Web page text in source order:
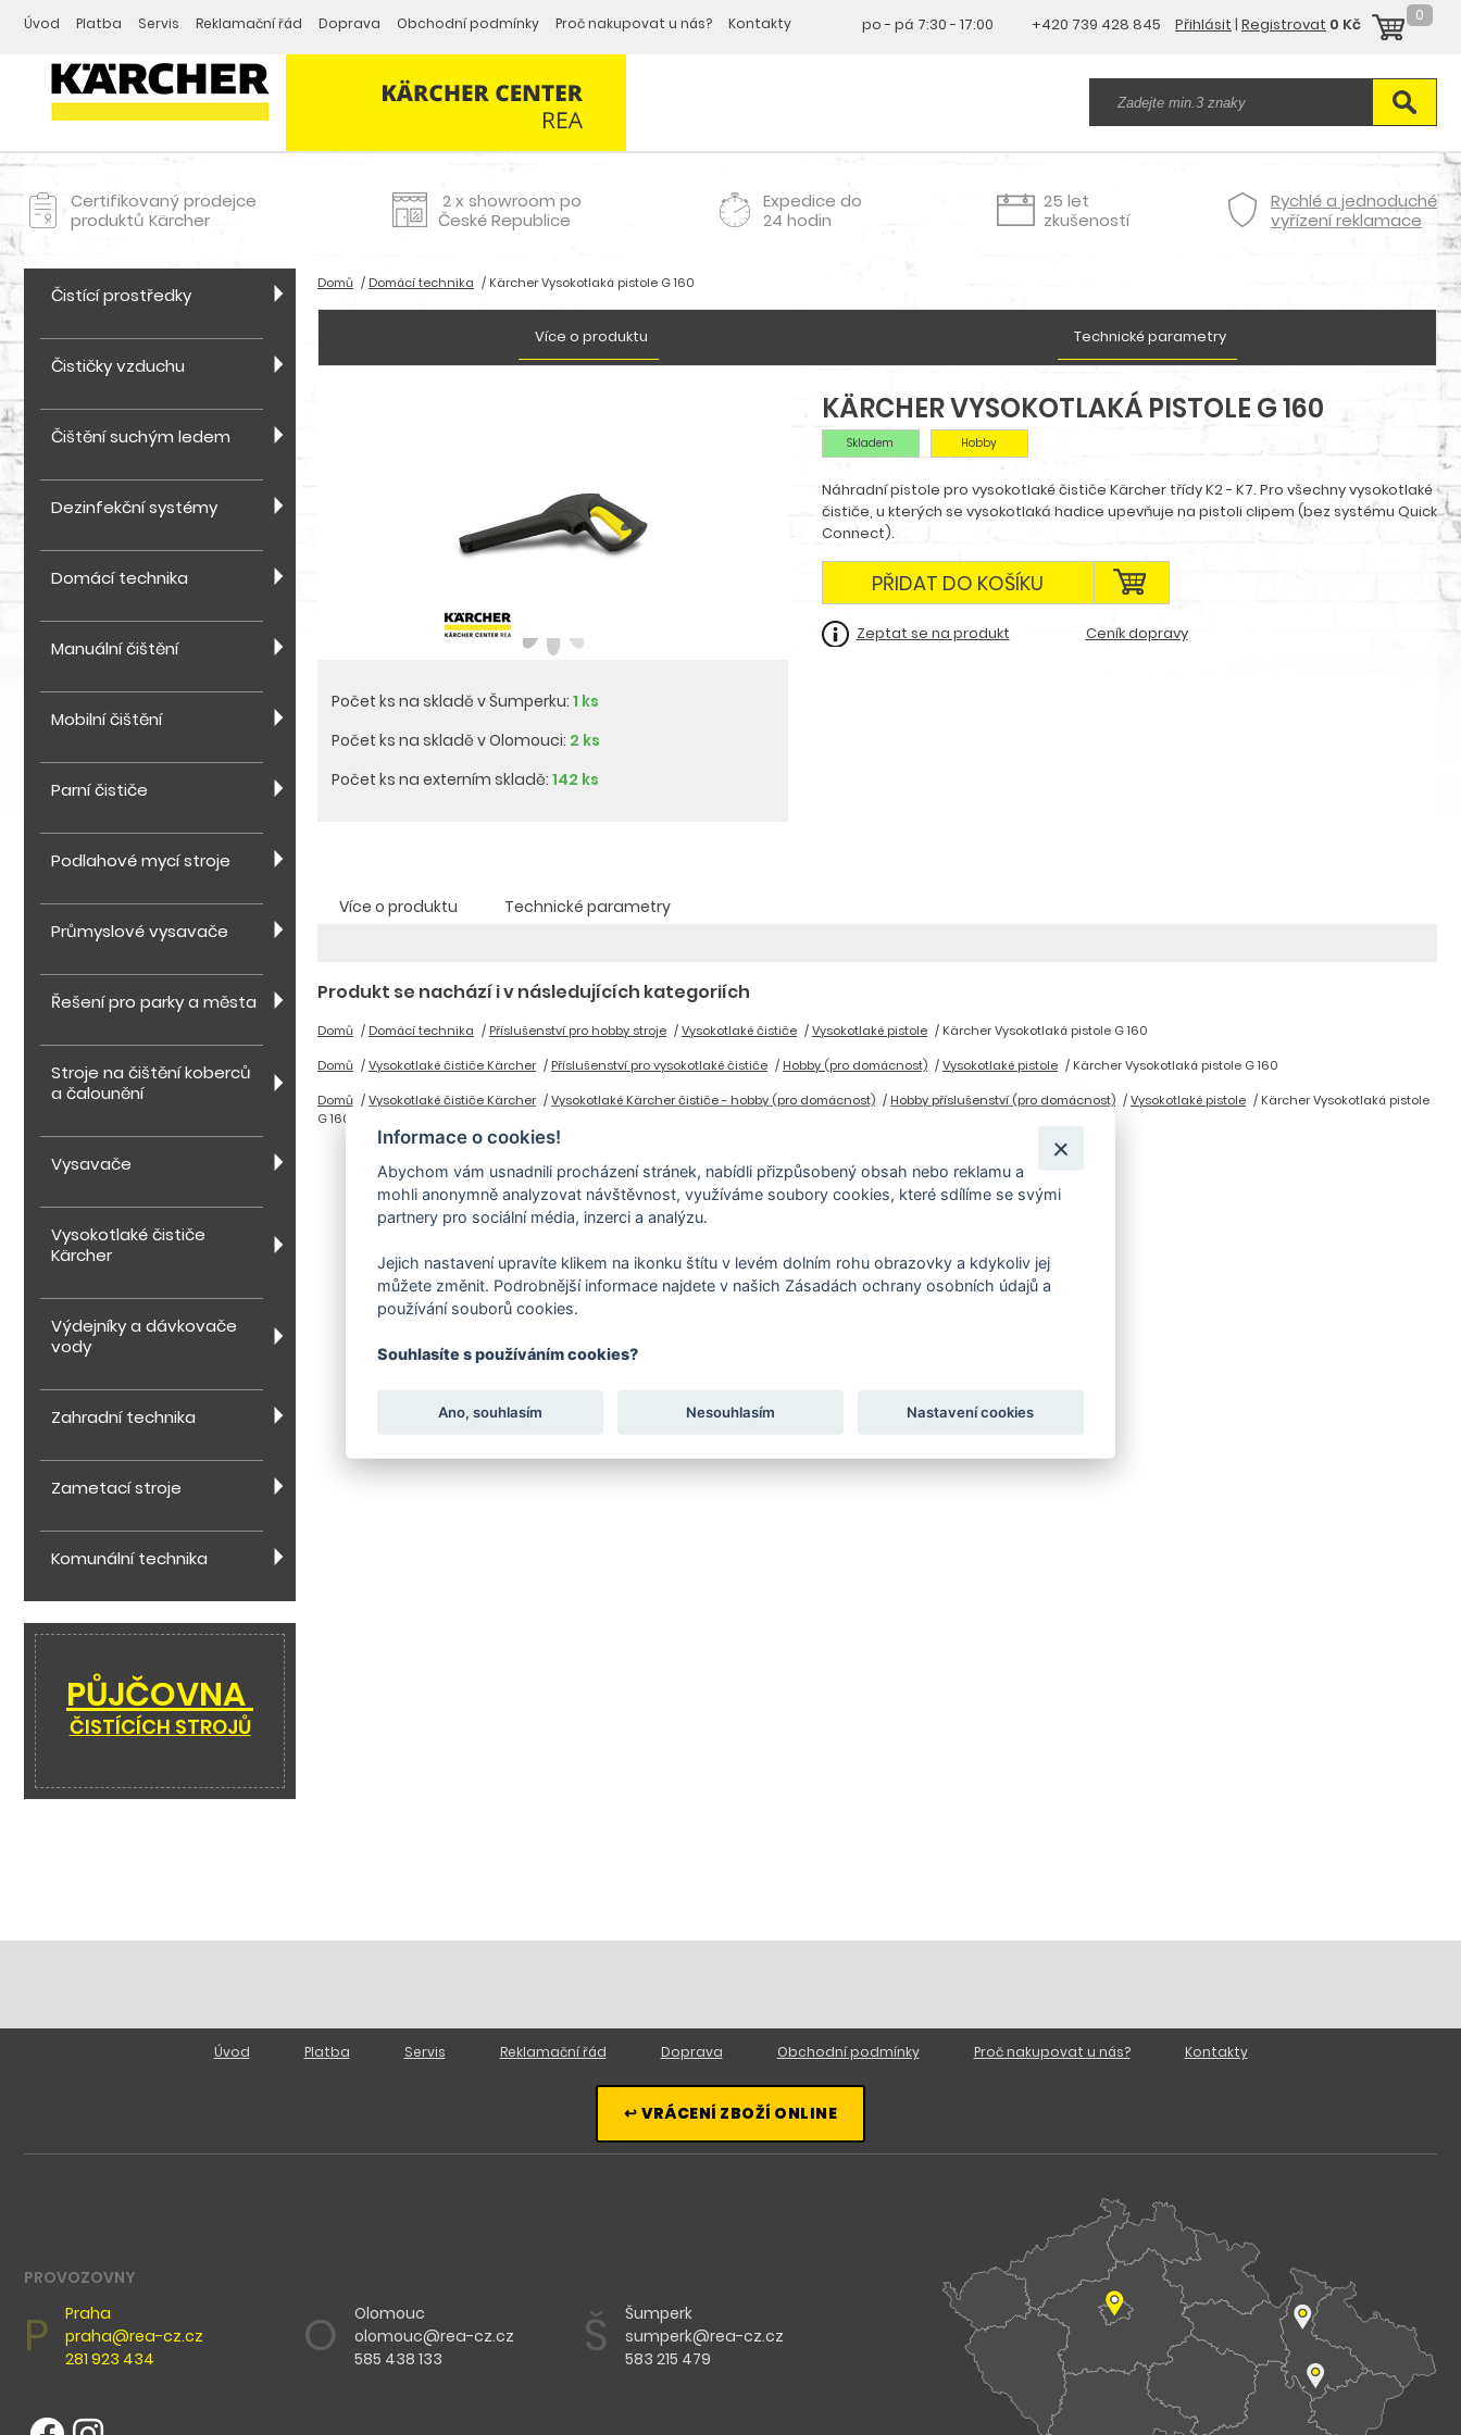
Úvod Platba Servis Reklamační řád Doprava Obchodní podmínky Proč nakupovat u nás? Kontakty po - pá 7:30 - 17:00 +420 739 428 845 Přihlásit | Registrovat 0 Kč 0
Certifikovaný prodejce
produktů Kärcher
2 x showroom po
České Republice
Expedice do
24 hodin
25 let
zkušeností
Rychlé a jednoduché
vyřízení reklamace
Čistící prostředky
Čističky vzduchu
Čištění suchým ledem
Dezinfekční systémy
Domácí technika
Manuální čištění
Mobilní čištění
Parní čističe
Podlahové mycí stroje
Průmyslové vysavače
Řešení pro parky a města
Stroje na čištění koberců
a čalounění
Vysavače
Vysokotlaké čističe
Kärcher
Výdejníky a dávkovače
vody
Zahradní technika
Zametací stroje
Komunální technika
PŮJČOVNA
ČISTÍCÍCH STROJŮ
Domů Domácí technika Kärcher Vysokotlaká pistole G 160
Více o produktu Technické parametry
Počet ks na skladě v Šumperku: 1 ks
Počet ks na skladě v Olomouci: 2 ks
Počet ks na externím skladě: 142 ks
KÄRCHER VYSOKOTLAKÁ PISTOLE G 160
Skladem Hobby
Náhradní pistole pro vysokotlaké čističe Kärcher třídy K2 - K7. Pro všechny vysokotlaké
čističe, u kterých se vysokotlaká hadice upevňuje na pistoli clipem (bez systému Quick
Connect).
PŘIDAT DO KOŠÍKU
Zeptat se na produkt Ceník dopravy
Více o produktu Technické parametry
Produkt se nachází i v následujících kategoriích
Domů Domácí technika Příslušenství pro hobby stroje Vysokotlaké čističe Vysokotlaké pistole
Kärcher Vysokotlaká pistole G 160
Domů
Vysokotlaké čističe Kärcher Příslušenství pro vysokotlaké čističe Hobby (pro domácnost) Vysokotlaké pistole
Kärcher Vysokotlaká pistole G 160
Domů
Vysokotlaké čističe Kärcher Vysokotlaké Kärcher čističe - hobby (pro domácnost) Hobby příslušenství (pro domácnost) Vysokotlaké pistole
Kärcher Vysokotlaká pistole
G 160
Úvod Platba Servis Reklamační řád Doprava Obchodní podmínky Proč nakupovat u nás? Kontakty
↩ VRÁCENÍ ZBOŽÍ ONLINE
PROVOZOVNY
P
Praha
praha@rea-cz.cz
281 923 434
O
Olomouc
olomouc@rea-cz.cz
585 438 133
Š
Šumperk
sumperk@rea-cz.cz
583 215 479
Informace o cookies!
Abychom vám usnadnili procházení stránek, nabídli přizpůsobený obsah nebo reklamu a
mohli anonymně analyzovat návštěvnost, využíváme soubory cookies, které sdílíme se svými
partnery pro sociální média, inzerci a analýzu.
Jejich nastavení upravíte klikem na ikonku štítu v levém dolním rohu obrazovky a kdykoliv jej
můžete změnit. Podrobnější informace najdete v našich Zásadách ochrany osobních údajů a
používání souborů cookies.
Souhlasíte s používáním cookies?
Ano, souhlasím Nesouhlasím Nastavení cookies